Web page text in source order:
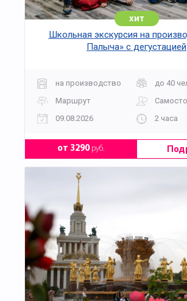
хит
Школьная экскурсия на
Палыча» с дегустацией
на производство
до 40
Маршрут
09.08.2026
2 часа
от 3290руб.